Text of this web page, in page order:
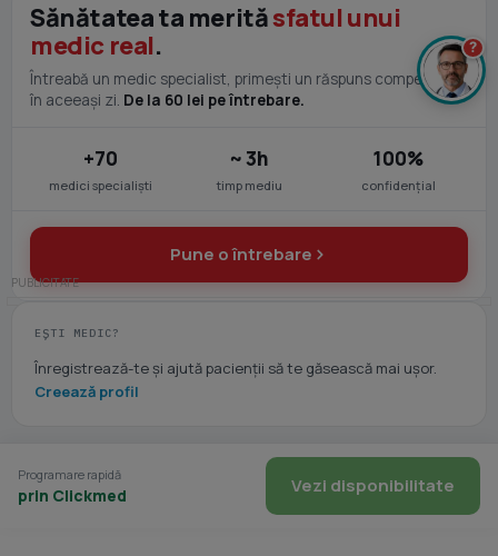
Sănătatea ta merităsfatul unui
medic real.
Întreabă un medic specialist, primești un răspuns competent
în aceeași zi. De la 60 lei pe întrebare.
+70
medici specialiști
~ 3h
timp mediu
100%
confidențial
Pune o întrebare
EȘTI MEDIC?
Înregistrează-te și ajută pacienții să te găsească mai ușor.
Creează profil
Programare rapidă
prin Clickmed Vezi disponibilitate
?